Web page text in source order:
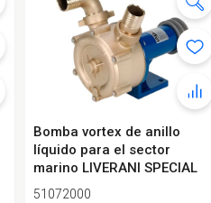
Bomba vortex de anillo
líquido para el sector
marino LIVERANI SPECIAL
20, 29 ...
51072000